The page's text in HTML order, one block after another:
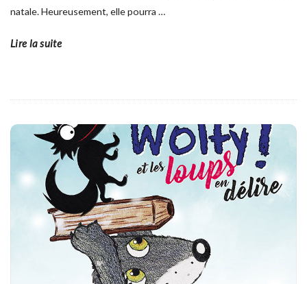
natale. Heureusement, elle pourra …
Lire la suite